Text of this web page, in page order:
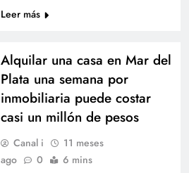
Leer más
Alquilar una casa en Mar del
Plata una semana por
inmobiliaria puede costar
casi un millón de pesos
Canal i
11 meses
ago
0 6 mins